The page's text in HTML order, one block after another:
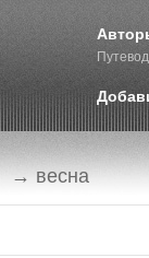
→ весна